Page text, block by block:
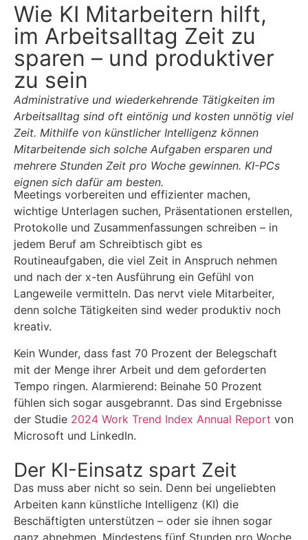
Wie KI Mitarbeitern hilft,
im Arbeitsalltag Zeit zu
sparen – und produktiver
zu sein
Administrative und wiederkehrende Tätigkeiten im
Arbeitsalltag sind oft eintönig und kosten unnötig viel
Zeit. Mithilfe von künstlicher Intelligenz können
Mitarbeitende sich solche Aufgaben ersparen und
mehrere Stunden Zeit pro Woche gewinnen. KI-PCs
eignen sich dafür am besten.
Meetings vorbereiten und effizienter machen,
wichtige Unterlagen suchen, Präsentationen erstellen,
Protokolle und Zusammenfassungen schreiben – in
jedem Beruf am Schreibtisch gibt es
Routineaufgaben, die viel Zeit in Anspruch nehmen
und nach der x-ten Ausführung ein Gefühl von
Langeweile vermitteln. Das nervt viele Mitarbeiter,
denn solche Tätigkeiten sind weder produktiv noch
kreativ.
Kein Wunder, dass fast 70 Prozent der Belegschaft
mit der Menge ihrer Arbeit und dem geforderten
Tempo ringen. Alarmierend: Beinahe 50 Prozent
fühlen sich sogar ausgebrannt. Das sind Ergebnisse
der Studie 2024 Work Trend Index Annual Report von
Microsoft und LinkedIn.
Der KI-Einsatz spart Zeit
Das muss aber nicht so sein. Denn bei ungeliebten
Arbeiten kann künstliche Intelligenz (KI) die
Beschäftigten unterstützen – oder sie ihnen sogar